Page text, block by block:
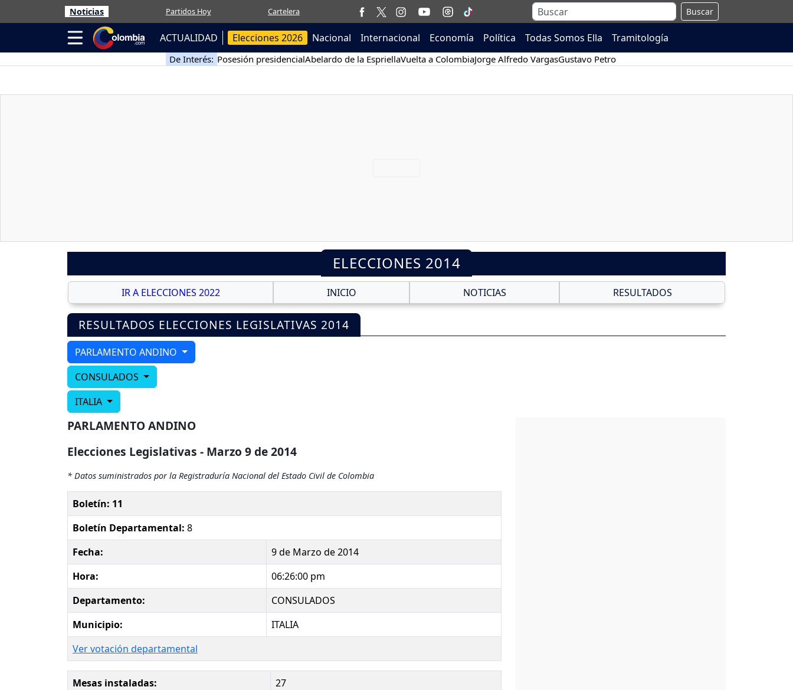
Noticias Partidos Hoy Cartelera Buscar
ACTUALIDAD Elecciones 2026 Nacional Internacional Economía Política Todas Somos Ella Tramitología
De Interés: Posesión presidencialAbelardo de la EspriellaVuelta a ColombiaJorge Alfredo VargasGustavo Petro
ELECCIONES 2014
IR A ELECCIONES 2022 INICIO NOTICIAS RESULTADOS
RESULTADOS ELECCIONES LEGISLATIVAS 2014
PARLAMENTO ANDINO
CONSULADOS
ITALIA
PARLAMENTO ANDINO
Elecciones Legislativas - Marzo 9 de 2014
* Datos suministrados por la Registraduría Nacional del Estado Civil de Colombia
Boletín: 11
Boletín Departamental: 8
Fecha:
9 de Marzo de 2014
Hora:
06:26:00 pm
Departamento:
CONSULADOS
Municipio:
ITALIA
Ver votación departamental
Mesas instaladas:
27